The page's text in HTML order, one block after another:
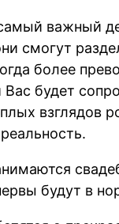
важный
смогут
более
будет
взглядов
будут в